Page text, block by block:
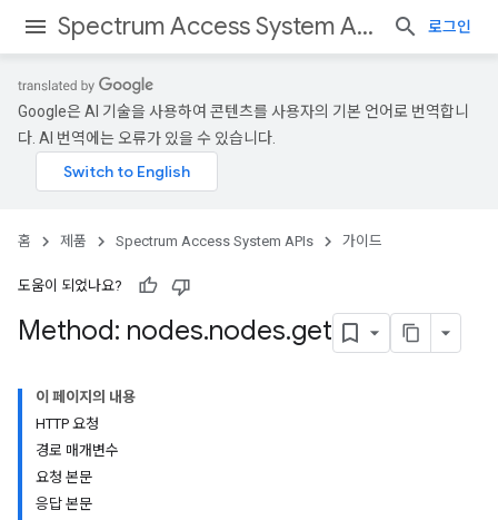
Spectrum Access System APIs 로그인
Google은 AI 기술을 사용하여 콘텐츠를 사용자의 기본 언어로 번역합니
다. AI 번역에는 오류가 있을 수 있습니다.
홈 제품 Spectrum Access System APIs 가이드
도움이 되었나요?
Method: nodes.nodes.get
이 페이지의 내용
HTTP 요청
경로 매개변수
요청 본문
응답 본문